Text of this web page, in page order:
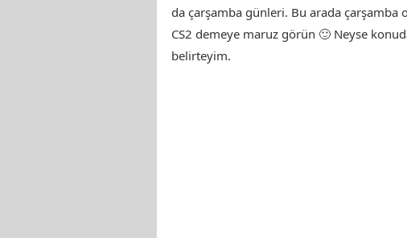
da çarşamba günleri. Bu arada çarşamba
CS2 demeye maruz görün 🙂 Neyse
belirteyim.